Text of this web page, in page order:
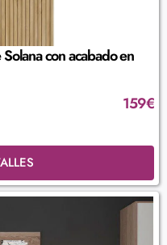
con acabado en
159€